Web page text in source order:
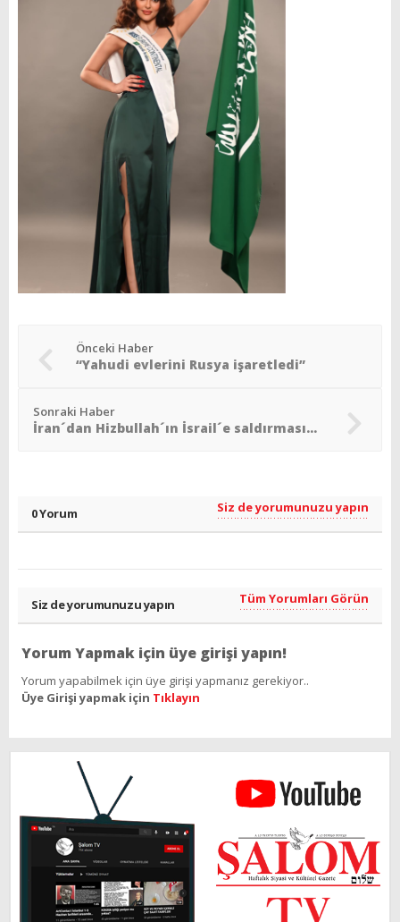
Önceki Haber
“Yahudi evlerini Rusya işaretledi”
Sonraki Haber
İran´dan Hizbullah´ın İsrail´e saldırmasına yeşil ışık
0 Yorum Siz de yorumunuzu yapın
Siz de yorumunuzu yapın Tüm Yorumları Görün
Yorum Yapmak için üye girişi yapın!
Yorum yapabilmek için üye girişi yapmanız gerekiyor..
Üye Girişi yapmak için Tıklayın